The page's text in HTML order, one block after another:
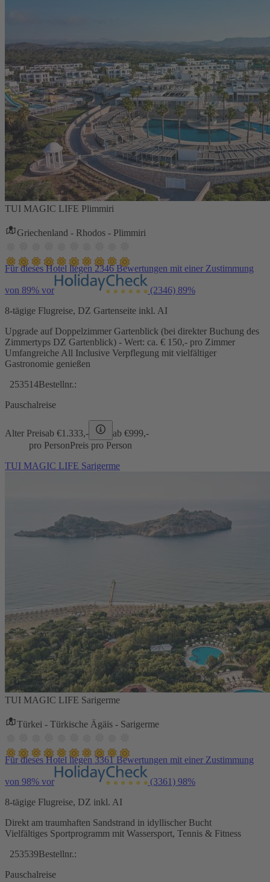
TUI MAGIC LIFE Plimmiri
Griechenland - Rhodos - Plimmiri
Für dieses Hotel liegen 2346 Bewertungen mit einer Zustimmung
von 89% vor (2346) 89%
8-tägige Flugreise, DZ Gartenseite inkl. AI
Upgrade auf Doppelzimmer Gartenblick (bei direkter Buchung des
Zimmertyps DZ Gartenblick) - Wert: ca. € 150,- pro Zimmer
Umfangreiche All Inclusive Verpflegung mit vielfältiger
Gastronomie genießen
253514Bestellnr.:
Pauschalreise
Alter Preisab €1.333,- ab €999,-
pro PersonPreis pro Person
TUI MAGIC LIFE Sarigerme
TUI MAGIC LIFE Sarigerme
Türkei - Türkische Ägäis - Sarigerme
Für dieses Hotel liegen 3361 Bewertungen mit einer Zustimmung
von 98% vor (3361) 98%
8-tägige Flugreise, DZ inkl. AI
Direkt am traumhaften Sandstrand in idyllischer Bucht
Vielfältiges Sportprogramm mit Wassersport, Tennis & Fitness
253539Bestellnr.:
Pauschalreise